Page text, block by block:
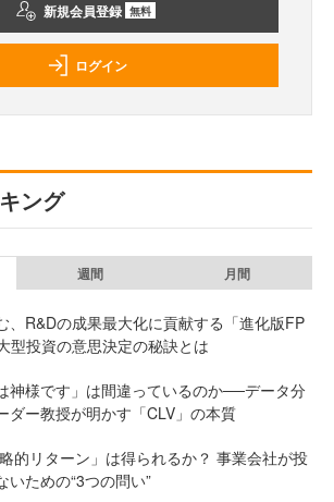
新規会員登録 無料
ログイン
ング
週間 月間
、R&Dの成果最大化に貢献する「進化版FP
型投資の意思決定の秘訣とは
神様です」は間違っているのか──データ分
ダー教授が明かす「CLV」の本質
的リターン」は得られるか？ 事業会社が投
いための“3つの問い”